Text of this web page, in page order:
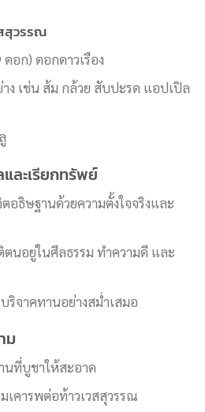
สุวรรณ
อก) ดอกดาวเรือง
ง เช่น ส้ม กล้วย สับปะรด แอปเปิล
ละเรียกทรัพย์
อธิษฐานด้วยความตั้งใจจริงและ
นอยู่ในศีลธรรม ทำความดี และ
จาคทานอย่างสม่ำเสมอ
ม
ที่บูชาให้สะอาด
เคารพต่อท้าวเวสสุวรรณ